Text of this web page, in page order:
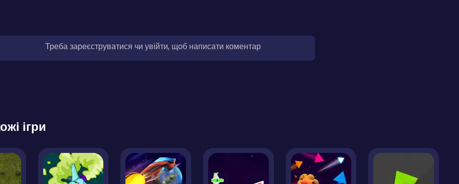
Треба зареєструватися чи увійти, щоб написати коментар
ігри